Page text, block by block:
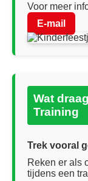
Voor meer
E-mail
Wat
Training
Trek vooral
Reken er als
tijdens een